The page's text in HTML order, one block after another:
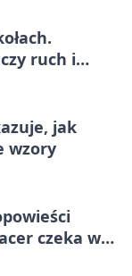
ruch i
jak
wzory
czeka we